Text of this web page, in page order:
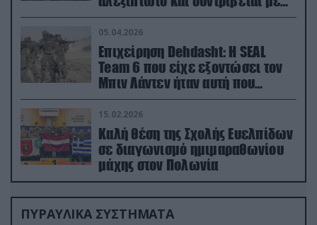
ορμή στο έδαφος (βίντεο)
05.04.2026
Επιχείρηση Dehdasht: Η SEAL
Team 6 που είχε εξοντώσει τον
Μπιν Λάντεν ήταν αυτή που
διέσωσε τον πιλότο του F-15
15.02.2026
Καλή θέση της Σχολής Ευελπίδων
σε διαγωνισμό ημιμαραθωνίου
μάχης στον Πολωνία
ΠΥΡΑΥΛΙΚΑ ΣΥΣΤΗΜΑΤΑ